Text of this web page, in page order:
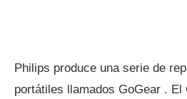
Philips produce una serie de
portátiles llamados GoGear . El